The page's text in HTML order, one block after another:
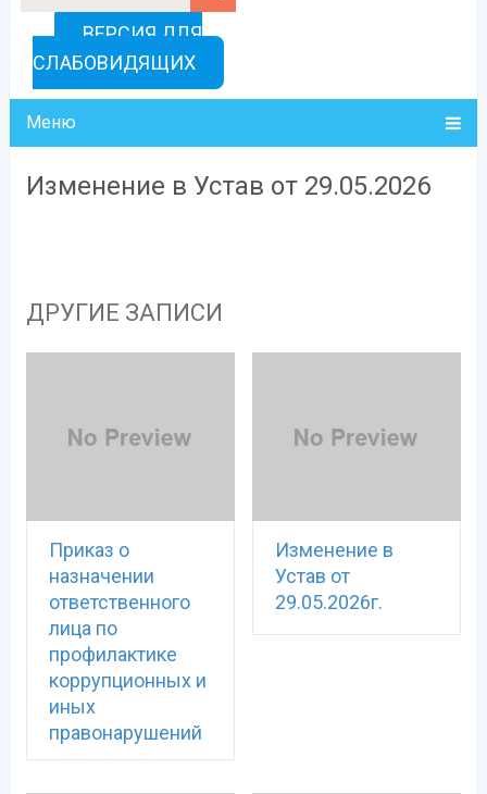
ВЕРСИЯ ДЛЯ
СЛАБОВИДЯЩИХ
Меню
Изменение в Устав от 29.05.2026
ДРУГИЕ ЗАПИСИ
Приказ о
назначении
ответственного
лица по
профилактике
коррупционных и
иных
правонарушений
Изменение в
Устав от
29.05.2026г.